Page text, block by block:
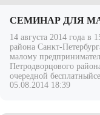
СЕМИНАР ДЛЯ
14 августа 2014 года в
района Санкт-
малому
Петродворцового
очередной
05.08.2014 18:39